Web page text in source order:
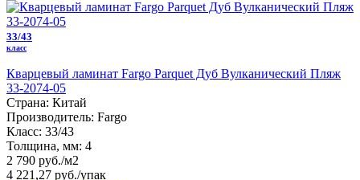
33/43
класс
Кварцевый ламинат Fargo Parquet Дуб Вулканический Пляж
33-2074-05
Страна: Китай
Производитель: Fargo
Класс: 33/43
Толщина, мм: 4
2 790 руб./м2
4 221,27 руб./упак